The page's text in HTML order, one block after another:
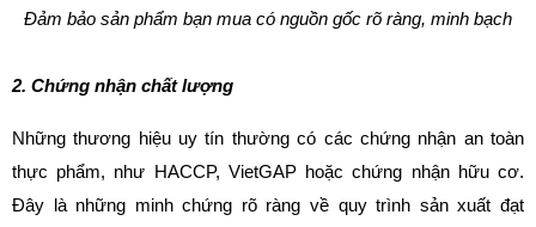
Đảm bảo sản phẩm bạn mua có nguồn gốc rõ ràng, minh bạch
2. Chứng nhận chất lượng
Những thương hiệu uy tín thường có các chứng nhận an toàn
thực phẩm, như HACCP, VietGAP hoặc chứng nhận hữu cơ.
Đây là những minh chứng rõ ràng về quy trình sản xuất đạt